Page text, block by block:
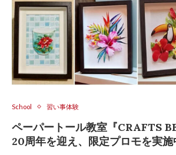
School 習い事体験
ペーパートール教室『CRAFTS
20周年を迎え、限定プロモを実施